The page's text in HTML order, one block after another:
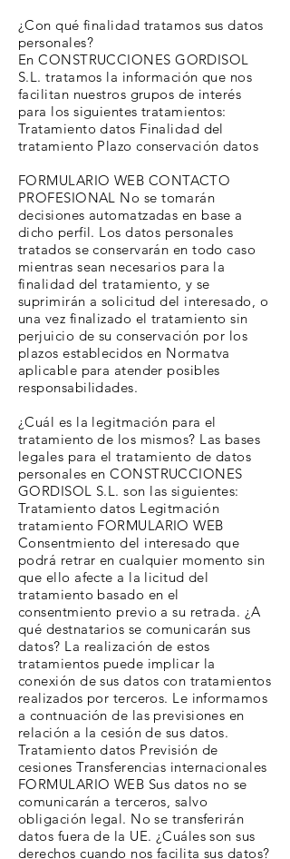
¿Con qué finalidad tratamos sus datos
personales?
En CONSTRUCCIONES GORDISOL
S.L. tratamos la información que nos
facilitan nuestros grupos de interés
para los siguientes tratamientos:
Tratamiento datos Finalidad del
tratamiento Plazo conservación datos
FORMULARIO WEB CONTACTO
PROFESIONAL No se tomarán
decisiones automatzadas en base a
dicho perfil. Los datos personales
tratados se conservarán en todo caso
mientras sean necesarios para la
finalidad del tratamiento, y se
suprimirán a solicitud del interesado, o
una vez finalizado el tratamiento sin
perjuicio de su conservación por los
plazos establecidos en Normatva
aplicable para atender posibles
responsabilidades.
¿Cuál es la legitmación para el
tratamiento de los mismos? Las bases
legales para el tratamiento de datos
personales en CONSTRUCCIONES
GORDISOL S.L. son las siguientes:
Tratamiento datos Legitmación
tratamiento FORMULARIO WEB
Consentmiento del interesado que
podrá retrar en cualquier momento sin
que ello afecte a la licitud del
tratamiento basado en el
consentmiento previo a su retrada. ¿A
qué destnatarios se comunicarán sus
datos? La realización de estos
tratamientos puede implicar la
conexión de sus datos con tratamientos
realizados por terceros. Le informamos
a contnuación de las previsiones en
relación a la cesión de sus datos.
Tratamiento datos Previsión de
cesiones Transferencias internacionales
FORMULARIO WEB Sus datos no se
comunicarán a terceros, salvo
obligación legal. No se transferirán
datos fuera de la UE. ¿Cuáles son sus
derechos cuando nos facilita sus datos?